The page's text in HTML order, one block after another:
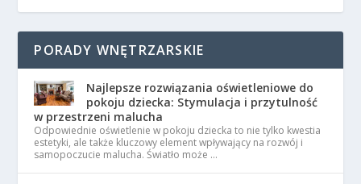
PORADY WNĘTRZARSKIE
Najlepsze rozwiązania oświetleniowe do
pokoju dziecka: Stymulacja i przytulność
w przestrzeni malucha
Odpowiednie oświetlenie w pokoju dziecka to nie tylko kwestia
estetyki, ale także kluczowy element wpływający na rozwój i
samopoczucie malucha. Światło może …